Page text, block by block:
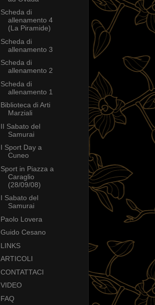
Scheda di
allenamento 4
(La Piramide)
Scheda di
allenamento 3
Scheda di
allenamento 2
Scheda di
allenamento 1
Biblioteca di Arti
Marziali
II Sabato del
Samurai
I Sport Day a
Cuneo
Sport in Piazza a
Caraglio
(28/09/08)
I Sabato del
Samurai
Paolo Lovera
Guido Cesano
LINKS
ARTICOLI
CONTATTACI
VIDEO
FAQ